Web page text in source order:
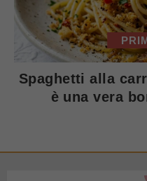
Spaghetti alla
è una vera